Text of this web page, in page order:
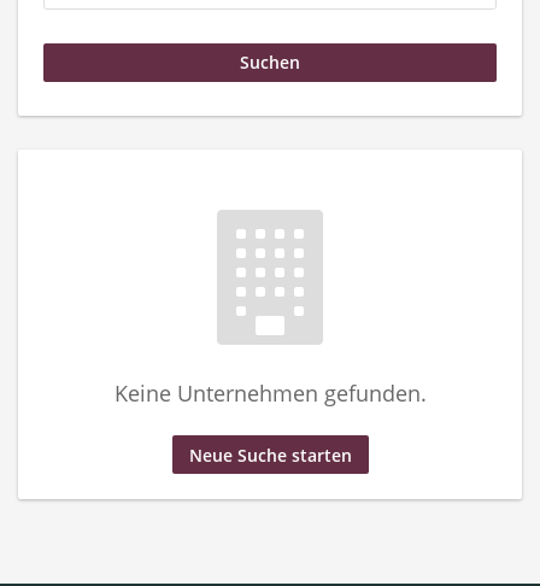
Keine Unternehmen gefunden.
Neue Suche starten